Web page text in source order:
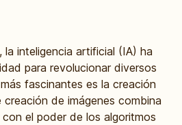
la inteligencia artificial (IA) ha
para revolucionar diversos
fascinantes es la creación
creación de imágenes combina
el poder de los algoritmos